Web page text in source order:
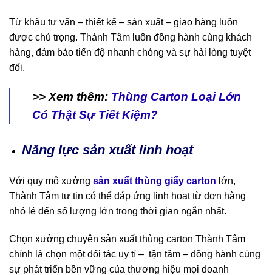
Từ khâu tư vấn – thiết kế – sản xuất – giao hàng luôn
được chú trọng. Thành Tâm luôn đồng hành cùng khách
hàng, đảm bảo tiến độ nhanh chóng và sự hài lòng tuyệt
đối.
>> Xem thêm: Thùng Carton Loại Lớn
Có Thật Sự Tiết Kiệm?
Năng lực sản xuất linh hoạt
Với quy mô xưởng sản xuất thùng giấy carton lớn,
Thành Tâm tự tin có thể đáp ứng linh hoạt từ đơn hàng
nhỏ lẻ đến số lượng lớn trong thời gian ngắn nhất.
Chọn xưởng chuyên sản xuất thùng carton Thành Tâm
chính là chọn một đối tác uy tí – tận tâm – đồng hành cùng
sự phát triển bền vững của thương hiệu mọi doanh